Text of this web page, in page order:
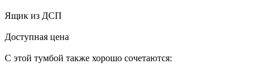
Ящик из ДСП
Доступная цена
С этой тумбой также хорошо сочетаются: